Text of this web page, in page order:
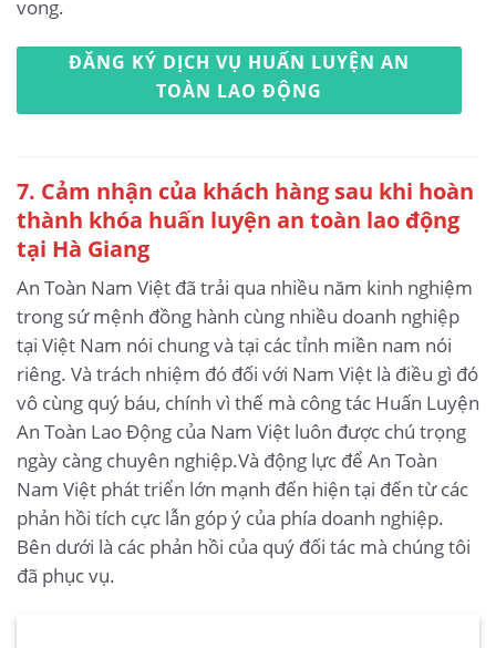
vong.
ĐĂNG KÝ DỊCH VỤ HUẤN LUYỆN AN
TOÀN LAO ĐỘNG
7. Cảm nhận của khách hàng sau khi hoàn
thành khóa huấn luyện an toàn lao động
tại Hà Giang
An Toàn Nam Việt đã trải qua nhiều năm kinh nghiệm
trong sứ mệnh đồng hành cùng nhiều doanh nghiệp
tại Việt Nam nói chung và tại các tỉnh miền nam nói
riêng. Và trách nhiệm đó đối với Nam Việt là điều gì đó
vô cùng quý báu, chính vì thế mà công tác Huấn Luyện
An Toàn Lao Động của Nam Việt luôn được chú trọng
ngày càng chuyên nghiệp.Và động lực để An Toàn
Nam Việt phát triển lớn mạnh đến hiện tại đến từ các
phản hồi tích cực lẫn góp ý của phía doanh nghiệp.
Bên dưới là các phản hồi của quý đối tác mà chúng tôi
đã phục vụ.